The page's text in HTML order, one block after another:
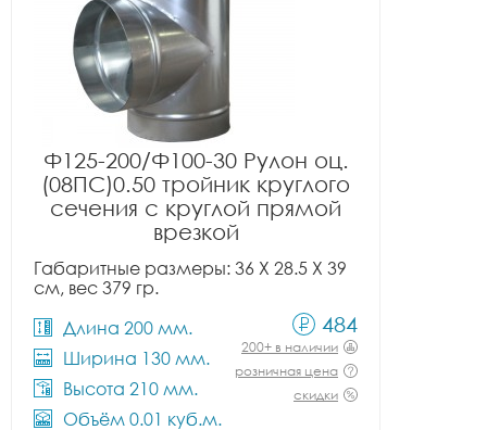
Ф125-200/Ф100-30 Рулон оц.
(08ПС)0.50 тройник круглого
сечения с круглой прямой
врезкой
Габаритные размеры: 36 X 28.5 X 39
см, вес 379 гр.
Длина 200 мм.
Ширина 130 мм.
Высота 210 мм.
Объём 0.01 куб.м.
484
200+ в наличии
розничная цена
скидки